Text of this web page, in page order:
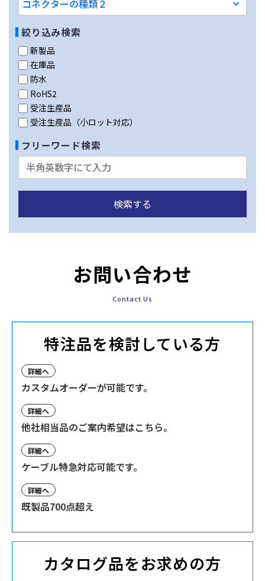
絞り込み検索
新製品
在庫品
防水
RoHS2
受注生産品
受注生産品（小ロット対応）
フリーワード検索
お問い合わせ
Contact Us
特注品を検討している方
詳細へ
カスタムオーダーが可能です。
詳細へ
他社相当品のご案内希望はこちら。
詳細へ
ケーブル特急対応可能です。
詳細へ
既製品700点超え
カタログ品をお求めの方